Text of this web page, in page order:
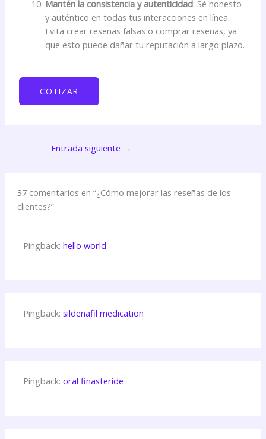
Mantén la consistencia y autenticidad: Sé honesto
y auténtico en todas tus interacciones en línea.
Evita crear reseñas falsas o comprar reseñas, ya
que esto puede dañar tu reputación a largo plazo.
COTIZAR
Entrada siguiente →
37 comentarios en “¿Cómo mejorar las reseñas de los
clientes?”
Pingback:hello world
Pingback:sildenafil medication
Pingback:oral finasteride